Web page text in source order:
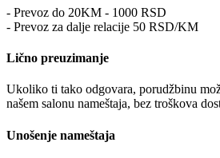
- Prevoz do 20KM - 1000 RSD
- Prevoz za dalje relacije 50 RSD/KM
Lično preuzimanje
Ukoliko ti tako odgovara, porudžbinu
našem salonu nameštaja, bez troškova
Unošenje nameštaja